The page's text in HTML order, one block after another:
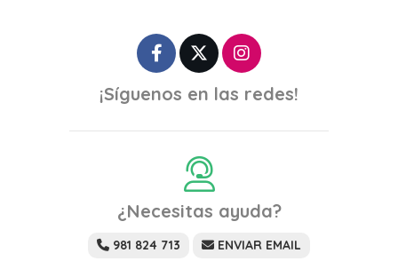
¡Síguenos en las redes!
¿Necesitas ayuda?
981 824 713 ENVIAR EMAIL